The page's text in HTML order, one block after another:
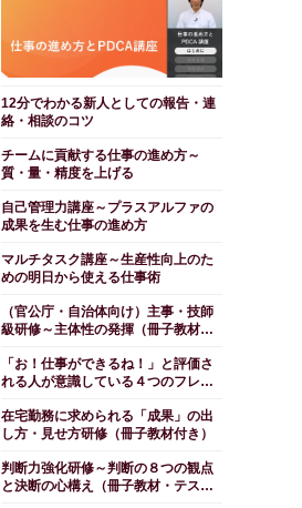
12分でわかる新人としての報告・連
絡・相談のコツ
チームに貢献する仕事の進め方～
質・量・精度を上げる
自己管理力講座～プラスアルファの
成果を生む仕事の進め方
マルチタスク講座～生産性向上のた
めの明日から使える仕事術
（官公庁・自治体向け）主事・技師
級研修～主体性の発揮（冊子教材・
「お！仕事ができるね！」と評価さ
れる人が意識している４つのフレー
在宅勤務に求められる「成果」の出
し方・見せ方研修（冊子教材付き）
判断力強化研修～判断の８つの観点
と決断の心構え（冊子教材・テスト